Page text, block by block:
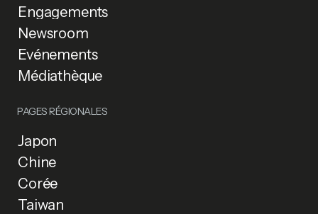
Engagements
Newsroom
Événements
Médiathèque
PAGES RÉGIONALES
Japon
Chine
Corée
Taiwan